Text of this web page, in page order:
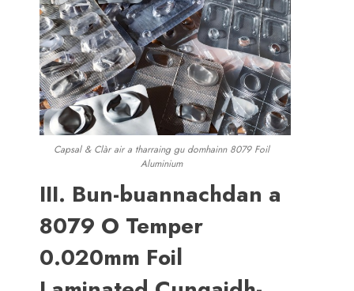
Capsal & Clàr air a tharraing gu domhainn 8079 Foil
Aluminium
III. Bun-buannachdan a
8079 O Temper
0.020mm Foil